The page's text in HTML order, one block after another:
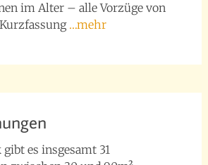
im Alter – alle Vorzüge von
…mehr
es insgesamt 31